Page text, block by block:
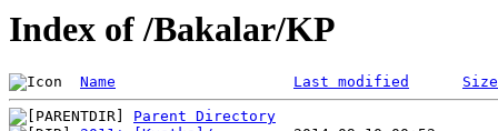
Index of /Bakalar/KP
Name Last modified Size
Parent Directory